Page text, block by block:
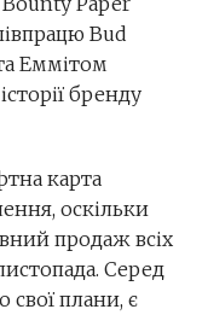
Bud
Еммітом
бренду
карта
оскільки
продаж всіх
Серед
свої плани, є